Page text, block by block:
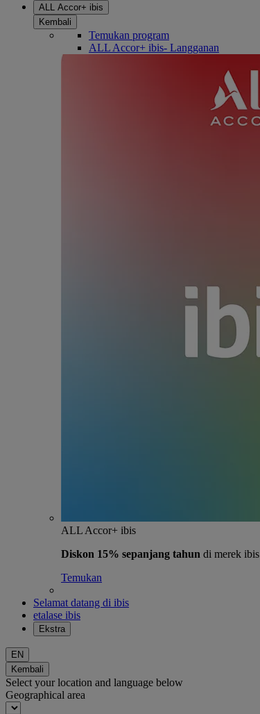
ALL Accor+ ibis
Kembali
Temukan program
ALL Accor+ ibis- Langganan
ALL Accor+ ibis
Diskon 15% sepanjang tahun di merek ibis
Temukan
Selamat datang di ibis
etalase ibis
Ekstra
EN
Kembali
Select your location and language below
Geographical area